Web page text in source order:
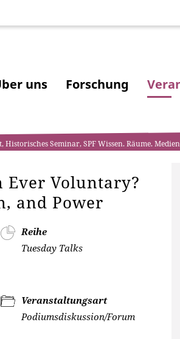
uns Forschung
Seminar, SPF Wissen. Räume.
Ever Voluntary?
and Power
Reihe
Tuesday Talks
Veranstaltungsart
Podiumsdiskussion/Forum